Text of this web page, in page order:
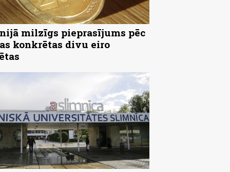
milzīgs pieprasījums pēc
konkrētas divu eiro